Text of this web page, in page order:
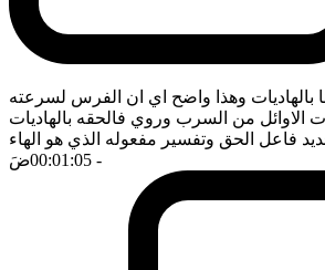
بالهاديات وهذا واضح اي ان الفرس لسرعته
الاوائل من السرب وروي فالحقه بالهاديات
فاعل الحق وتفسير مفعوله الذي هو الهاء
- 00:01:05
ضَ